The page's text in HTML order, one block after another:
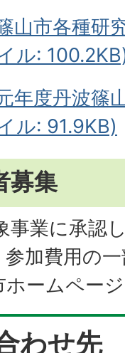
山市各種研
ル:
年度丹波篠
ル: 91.9KB)
募集
事業に承認
参加費用の
ホームペー
わせ先